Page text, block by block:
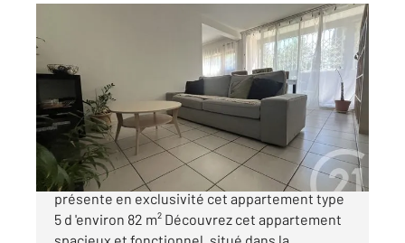
Ref : 12154
Appartement T5 à vendre
118 000 €
Votre agence Century 21 JNR Immo vous
présente en exclusivité cet appartement type
5 d 'environ 82 m² Découvrez cet appartement